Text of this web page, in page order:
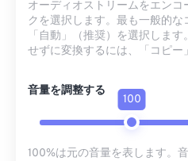
オーディオストリームをエン
クを選択します。最も一般的な
「自動」（推奨）を選択しま
せずに変換するには、「コピー
音量を調整する
100
100%は元の音量を表します。